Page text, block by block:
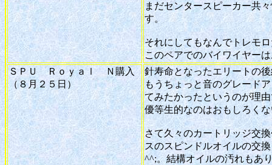
まだセンタースピーカー共
す。
それにしてもなんでトレモ
このペアでのバイワイヤー
ＳＰＵ Ｒｏｙａｌ Ｎ購入
（８月２５日）
針寿命となったエリートの
もうちょっと音のグレード
てみたかったというのが理
優等生的なのはおもしろく
さて久々のカートリッジ交
スのスピンドルオイルの交
^^;。結構オイルの汚れもあ